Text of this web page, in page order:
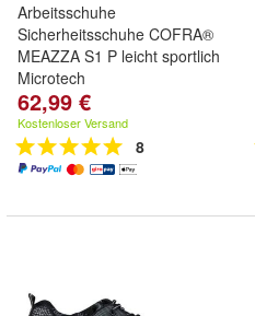
Arbeitsschuhe
Sicherheitsschuhe COFRA®
MEAZZA S1 P leicht sportlich
Microtech
62,99 €
Kostenloser Versand
8